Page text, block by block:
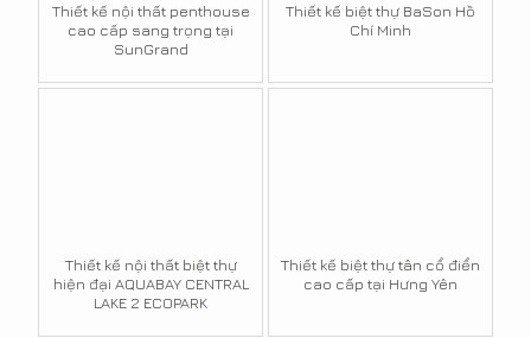
Thiết kế nội thất penthouse
cao cấp sang trọng tại
SunGrand
Thiết kế biệt thự BaSon Hồ
Chí Minh
Thiết kế nội thất biệt thự
hiện đại AQUABAY CENTRAL
LAKE 2 ECOPARK
Thiết kế biệt thự tân cổ điển
cao cấp tại Hưng Yên